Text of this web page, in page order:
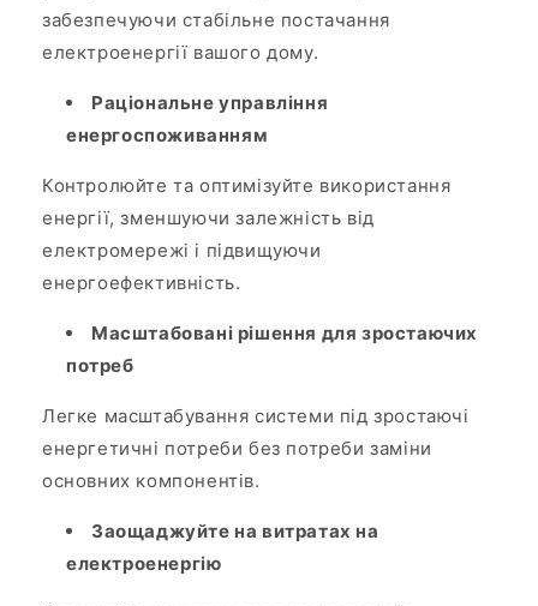
забезпечуючи стабільне постачання
електроенергії вашого дому.
Раціональне управління
енергоспоживанням
Контролюйте та оптимізуйте використання
енергії, зменшуючи залежність від
електромережі і підвищуючи
енергоефективність.
Масштабовані рішення для зростаючих
потреб
Легке масштабування системи під зростаючі
енергетичні потреби без потреби заміни
основних компонентів.
Заощаджуйте на витратах на
електроенергію